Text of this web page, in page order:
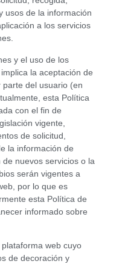
usos de la información
a los servicios
y el uso de los
la aceptación de
del usuario (en
esta Política
con el fin de
vigente,
de solicitud,
la información de
nuevos servicios o la
serán vigentes a
por lo que es
esta Política de
informado sobre
web cuyo
de decoración y